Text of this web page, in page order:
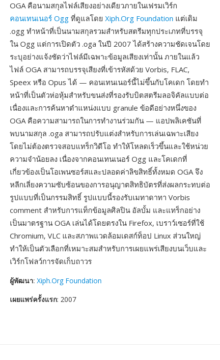
OGA คือนามสกุลไฟล์เสียงอย่างเดียวภายในเฟรมเวิร์ก
คอนเทนเนอร์ Ogg ที่ดูแลโดย Xiph.Org Foundation แต่เดิม
.ogg ทำหน้าที่เป็นนามสกุลรวมสำหรับสตรีมทุกประเภทที่บรรจุ
ใน Ogg แต่การเปิดตัว .oga ในปี 2007 ได้สร้างความชัดเจนโดย
ระบุอย่างแจ้งชัดว่าไฟล์มีเฉพาะข้อมูลเสียงเท่านั้น ภายในแล้ว
ไฟล์ OGA สามารถบรรจุเสียงที่เข้ารหัสด้วย Vorbis, FLAC,
Speex หรือ Opus ได้ — คอนเทนเนอร์นี้ไม่ขึ้นกับโคเดก โดยทำ
หน้าที่เป็นตัวห่อหุ้มสำหรับขนส่งที่รองรับบิตสตรีมลอจิคัลแบบต่อ
เนื่องและการค้นหาตำแหน่งแบบ granule ข้อดีอย่างหนึ่งของ
OGA คือความสามารถในการทำงานร่วมกัน — แอปพลิเคชันที่
พบนามสกุล .oga สามารถปรับแต่งสำหรับการเล่นเฉพาะเสียง
โดยไม่ต้องตรวจสอบแทร็กวิดีโอ ทำให้โหลดเร็วขึ้นและใช้หน่วย
ความจำน้อยลง เนื่องจากคอนเทนเนอร์ Ogg และโคเดกที่
เกี่ยวข้องเป็นโอเพนซอร์สและปลอดค่าลิขสิทธิ์ทั้งหมด OGA จึง
หลีกเลี่ยงความซับซ้อนของการอนุญาตสิทธิบัตรที่ส่งผลกระทบต่อ
รูปแบบที่เป็นกรรมสิทธิ์ รูปแบบนี้รองรับเมทาดาทา Vorbis
comment สำหรับการแท็กข้อมูลศิลปิน อัลบั้ม และแทร็กอย่าง
เป็นมาตรฐาน OGA เล่นได้โดยตรงใน Firefox, เบราว์เซอร์ที่ใช้
Chromium, VLC และสภาพแวดล้อมเดสก์ท็อป Linux ส่วนใหญ่
ทำให้เป็นตัวเลือกที่เหมาะสมสำหรับการเผยแพร่เสียงบนเว็บและ
เวิร์กโฟลว์การจัดเก็บถาวร
ผู้พัฒนา: Xiph.Org Foundation
เผยแพร่ครั้งแรก: 2007